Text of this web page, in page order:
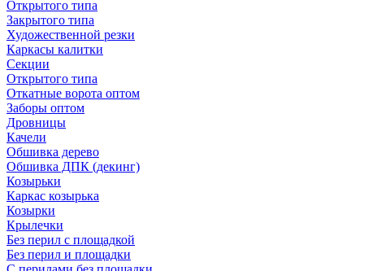
Открытого типа
Закрытого типа
Художественной резки
Каркасы калитки
Секции
Открытого типа
Откатные ворота оптом
Заборы оптом
Дровницы
Качели
Обшивка дерево
Обшивка ДПК (декинг)
Козырьки
Каркас козырька
Козырки
Крылечки
Без перил с площадкой
Без перил и площадки